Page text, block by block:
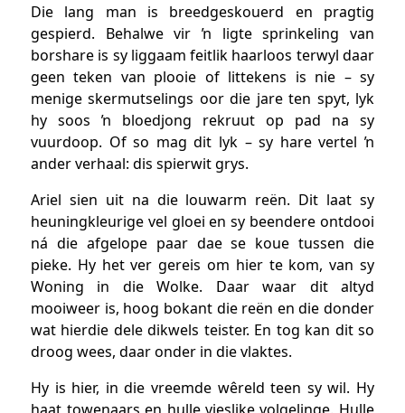
Die lang man is breedgeskouerd en pragtig
gespierd. Behalwe vir ŉ ligte sprinkeling van
borshare is sy liggaam feitlik haarloos terwyl daar
geen teken van plooie of littekens is nie – sy
menige skermutselings oor die jare ten spyt, lyk
hy soos ŉ bloedjong rekruut op pad na sy
vuurdoop. Of so mag dit lyk – sy hare vertel ŉ
ander verhaal: dis spierwit grys.
Ariel sien uit na die louwarm reën. Dit laat sy
heuningkleurige vel gloei en sy beendere ontdooi
ná die afgelope paar dae se koue tussen die
pieke. Hy het ver gereis om hier te kom, van sy
Woning in die Wolke. Daar waar dit altyd
mooiweer is, hoog bokant die reën en die donder
wat hierdie dele dikwels teister. En tog kan dit so
droog wees, daar onder in die vlaktes.
Hy is hier, in die vreemde wêreld teen sy wil. Hy